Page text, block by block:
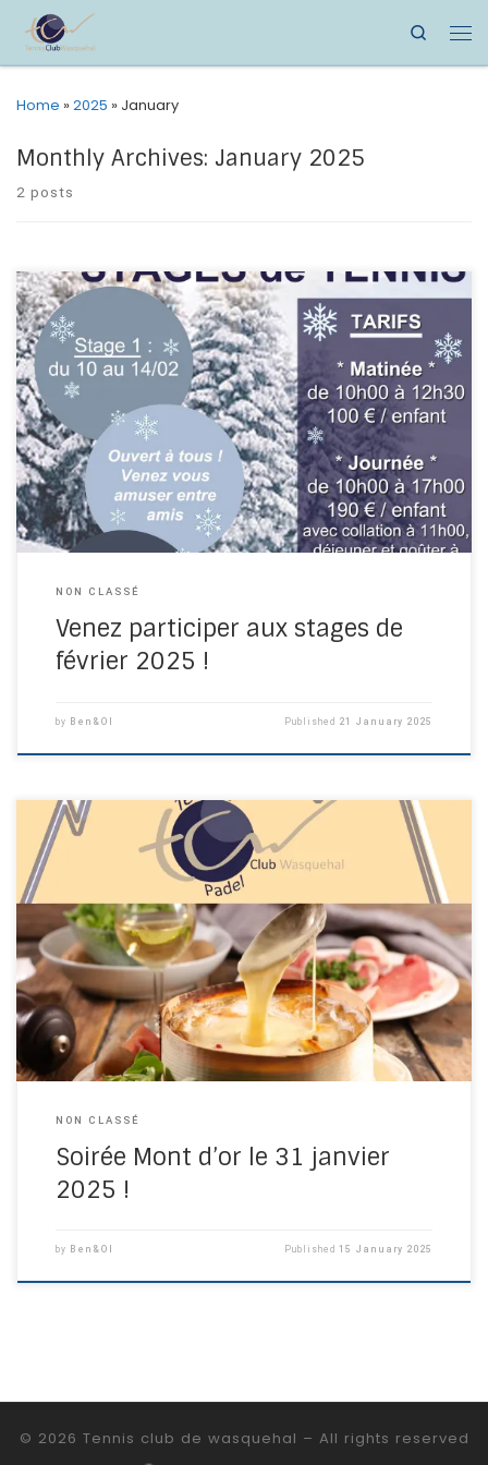
Search
Home »2025 » January
Monthly Archives: January 2025
2 posts
NON CLASSÉ
Venez participer aux stages de
février 2025 !
by Ben&Ol Published 21 January 2025
Pour un vrai moment de convivialité et de bonne humeur,
inscrivez vous à la soirée Mont d’Or au TCW le 31 janvier 2025.
Que vous soyez seul ou accompagné, venez partager un
moment chaleureux avec nous !
NON CLASSÉ
Soirée Mont d’or le 31 janvier
2025 !
by Ben&Ol Published15 January 2025
© 2026 Tennis club de wasquehal – All rights reserved